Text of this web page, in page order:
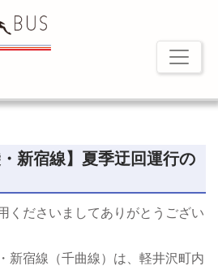
・新宿線】夏季迂回運行の
くださいましてありがとうござい
新宿線（千曲線）は、軽井沢町内